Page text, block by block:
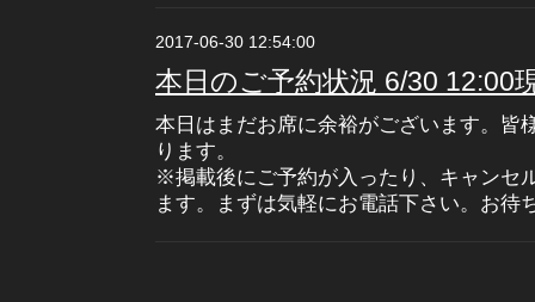
2017-06-30 12:54:00
本日のご予約状況 6/30 12:00
本日はまだお席に余裕がございます。皆
ります。
※掲載後にご予約が入ったり、キャンセ
ます。まずは気軽にお電話下さい。お待